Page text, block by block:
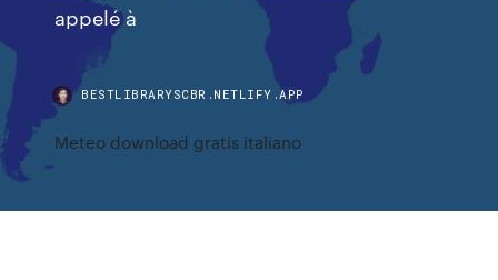
appelé à
BESTLIBRARYSCBR.NETLIFY.APP
Meteo download gratis italiano